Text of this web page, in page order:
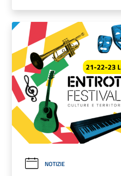
NOTIZIE